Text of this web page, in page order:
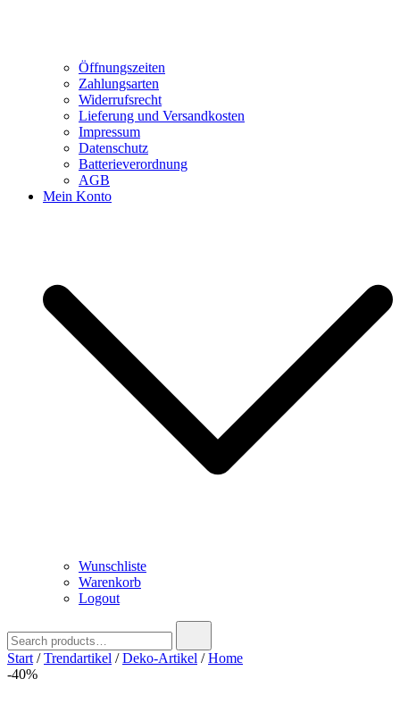
Öffnungszeiten
Zahlungsarten
Widerrufsrecht
Lieferung und Versandkosten
Impressum
Datenschutz
Batterieverordnung
AGB
Mein Konto
Wunschliste
Warenkorb
Logout
for:
Start /Trendartikel /Deko-Artikel /Home
-40%